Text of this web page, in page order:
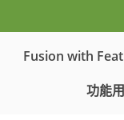
Fusion with
功能